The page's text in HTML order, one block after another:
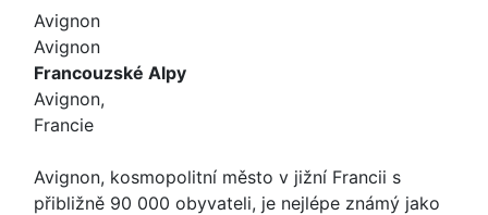
Avignon
Avignon
Francouzské Alpy
Avignon,
Francie
Avignon, kosmopolitní město v jižní Francii s
přibližně 90 000 obyvateli, je nejlépe známý jako